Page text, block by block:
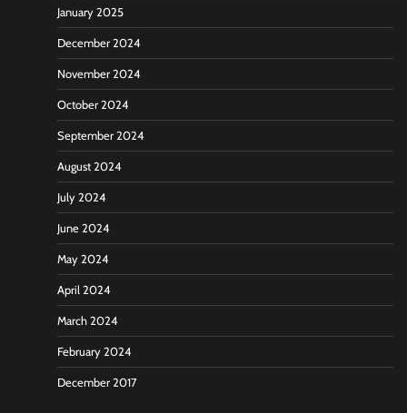
January 2025
December 2024
November 2024
October 2024
September 2024
August 2024
July 2024
June 2024
May 2024
April 2024
March 2024
February 2024
December 2017